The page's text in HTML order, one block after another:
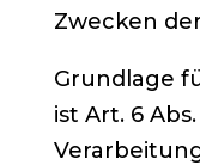
Zwecken
Grundlage
ist Art. 6